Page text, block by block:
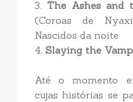
3. The Ashes and
(Coroas de
Nascidos da noite
4. Slaying the
Até o momento
cujas histórias se